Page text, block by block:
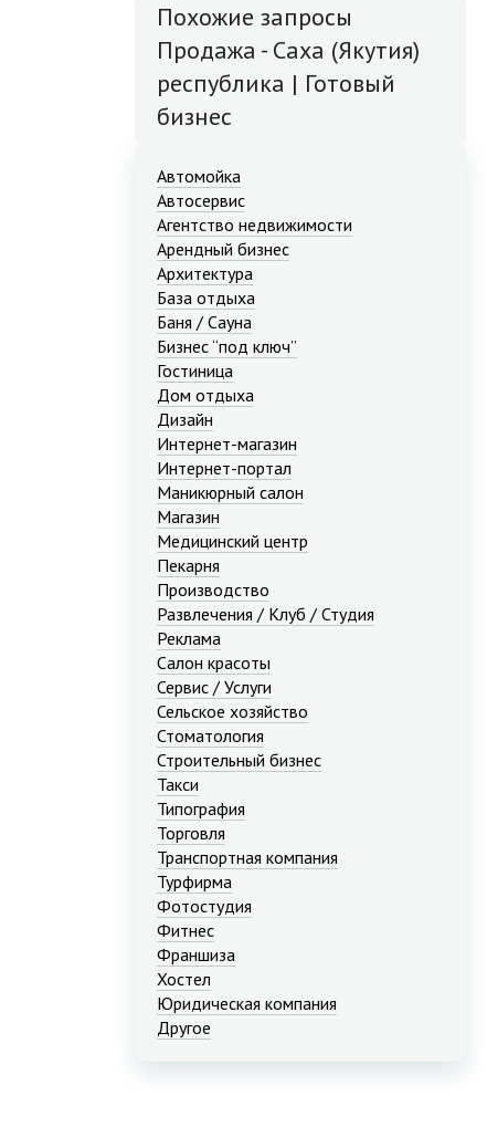
Похожие запросы
Продажа - Саха (Якутия)
республика | Готовый
бизнес
Автомойка
Автосервис
Агентство недвижимости
Арендный бизнес
Архитектура
База отдыха
Баня / Сауна
Бизнес “под ключ”
Гостиница
Дом отдыха
Дизайн
Интернет-магазин
Интернет-портал
Маникюрный салон
Магазин
Медицинский центр
Пекарня
Производство
Развлечения / Клуб / Студия
Реклама
Салон красоты
Сервис / Услуги
Сельское хозяйство
Стоматология
Строительный бизнес
Такси
Типография
Торговля
Транспортная компания
Турфирма
Фотостудия
Фитнес
Франшиза
Хостел
Юридическая компания
Другое